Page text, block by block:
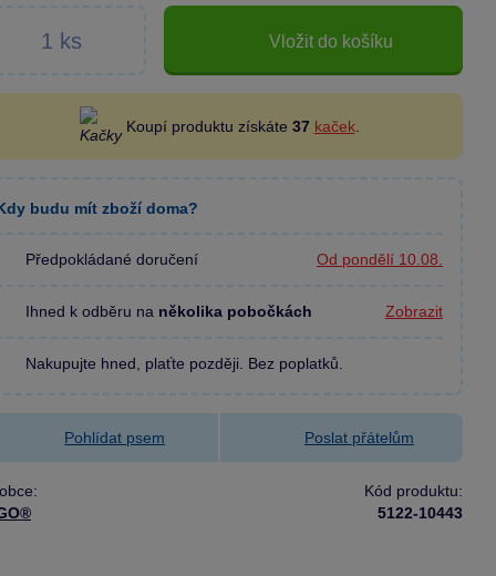
Vložit do košíku
Koupí produktu získáte 37 kaček.
budu mít zboží doma?
Předpokládané doručení Od pondělí 10.08.
Ihned k odběru na několika pobočkách Zobrazit
Nakupujte hned, plaťte později. Bez poplatků.
Pohlídat psem Poslat přátelům
Kód produktu:
5122-10443